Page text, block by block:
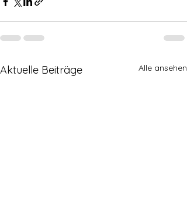
Aktuelle Beiträge Alle ansehen